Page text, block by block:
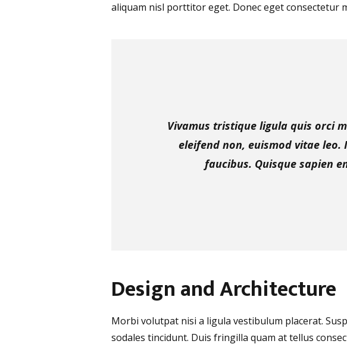
aliquam nisl porttitor eget. Donec eget consectetur
Vivamus tristique ligula quis orci
eleifend non, euismod vitae
faucibus. Quisque sapien
Design and Architecture
Morbi volutpat nisi a ligula vestibulum placerat.
sodales tincidunt. Duis fringilla quam at tellus